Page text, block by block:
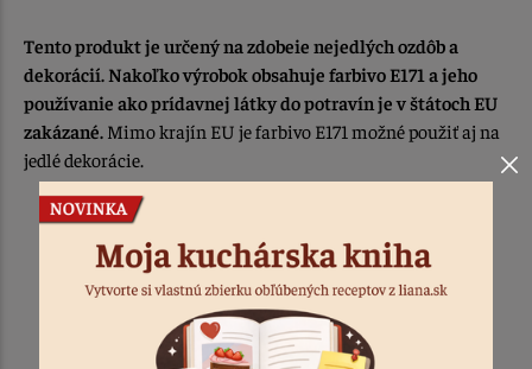
Tento produkt je určený na zdobeie nejedlých ozdôb a
dekorácií. Nakoľko výrobok obsahuje farbivo E171 a jeho
používanie ako prídavnej látky do potravín je v štátoch EU
zakázané. Mimo krajín EU je farbivo E171 možné použiť aj na
jedlé dekorácie.